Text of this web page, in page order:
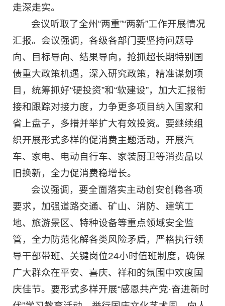
走深走实。
会议听取了全州“两重”“两新”工作开展情况
汇报。会议强调，各级各部门要坚持问题导
向、目标导向、结果导向，抢抓超长期特别国
债重大政策机遇，深入研究政策，精准谋划项
目，统筹抓好“硬投资”和“软建设”，加大汇报衔
接和跟踪对接力度，力争更多项目纳入国家和
省上盘子，多措并举扩大有效投资。要继续组
织开展形式多样的促消费主题活动，开展汽
车、家电、电动自行车、家装厨卫等消费品以
旧换新，全力促消费稳增长。
会议强调，要全面落实主动创安创稳各项
要求，加强道路交通、矿山、消防、建筑工
地、旅游景区、特种设备等重点领域安全监
管，全力防范化解各类风险矛盾，严格执行领
导干部带班、关键岗位24小时值班制度，确保
广大群众在平安、喜庆、祥和的氛围中欢度国
庆佳节。要形式多样开展“感恩共产党·奋进新时